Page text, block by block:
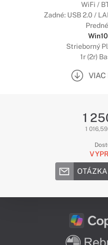
WiFi /
Zadné: USB 2.0 /
Strieborný
1r (2r)
VIAC
1
1